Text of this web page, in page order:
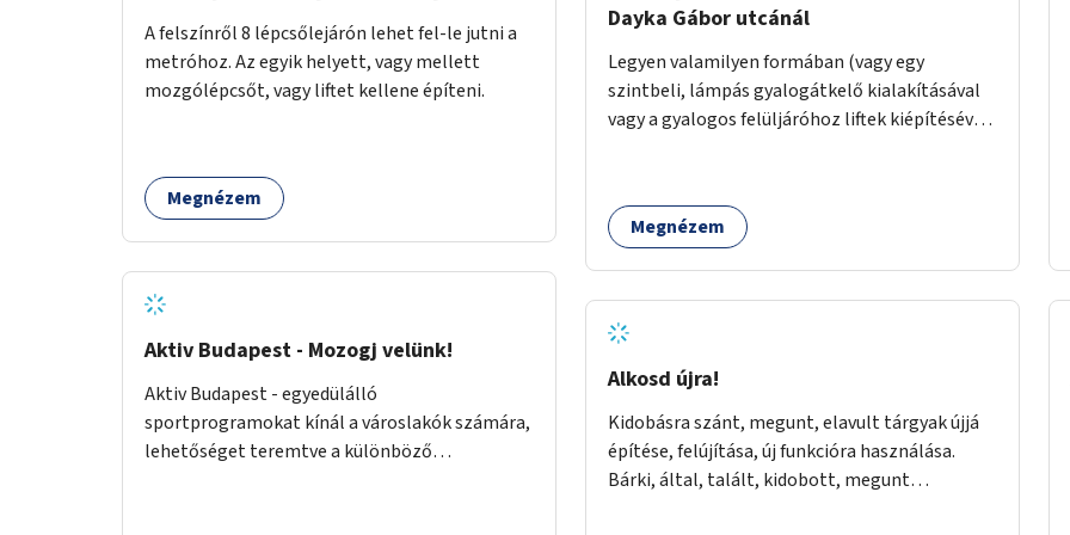
beszélgetős csoportok által - felépülhetnek
testileg-lelkileg a szülésből és gyermekágyi
időszakból - gyógytorna, jóga, terápia
csemetéket erre az időre. A tér a csoportos és
egyéni foglalkozások köré épülne. A
foglalkozások túlmennének egy baba-mama
klub keretein, kifejezetten az önismeretre
helyeznek a hangsúlyt.
A felszínről 8 lépcsőlejárón lehet fel-le jutni a
metróhoz. Az egyik helyett, vagy mellett
mozgólépcsőt, vagy liftet kellene építeni.
Megnézem
Aktiv Budapest - Mozogj velünk!
Aktiv Budapest - egyedülálló
sportprogramokat kínál a városlakók számára,
lehetőséget teremtve a különböző
Dayka Gábor utcánál
Legyen valamilyen formában (vagy egy
szintbeli, lámpás gyalogátkelő kialakításával
vagy a gyalogos felüljáróhoz liftek kiépítésével)
Megnézem
Alkosd újra!
Kidobásra szánt, megunt, elavult tárgyak újjá
építése, felújítása, új funkcióra használása.
Bárki, által, talált, kidobott, megunt